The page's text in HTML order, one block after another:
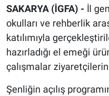
SAKARYA (İGFA) - İl
okulları ve rehberlik
katılımıyla
hazırladığı el emeği
çalışmalar
Şenliğin açılış